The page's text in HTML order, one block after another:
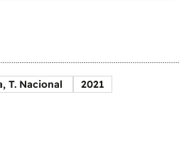
T. Nacional 2021